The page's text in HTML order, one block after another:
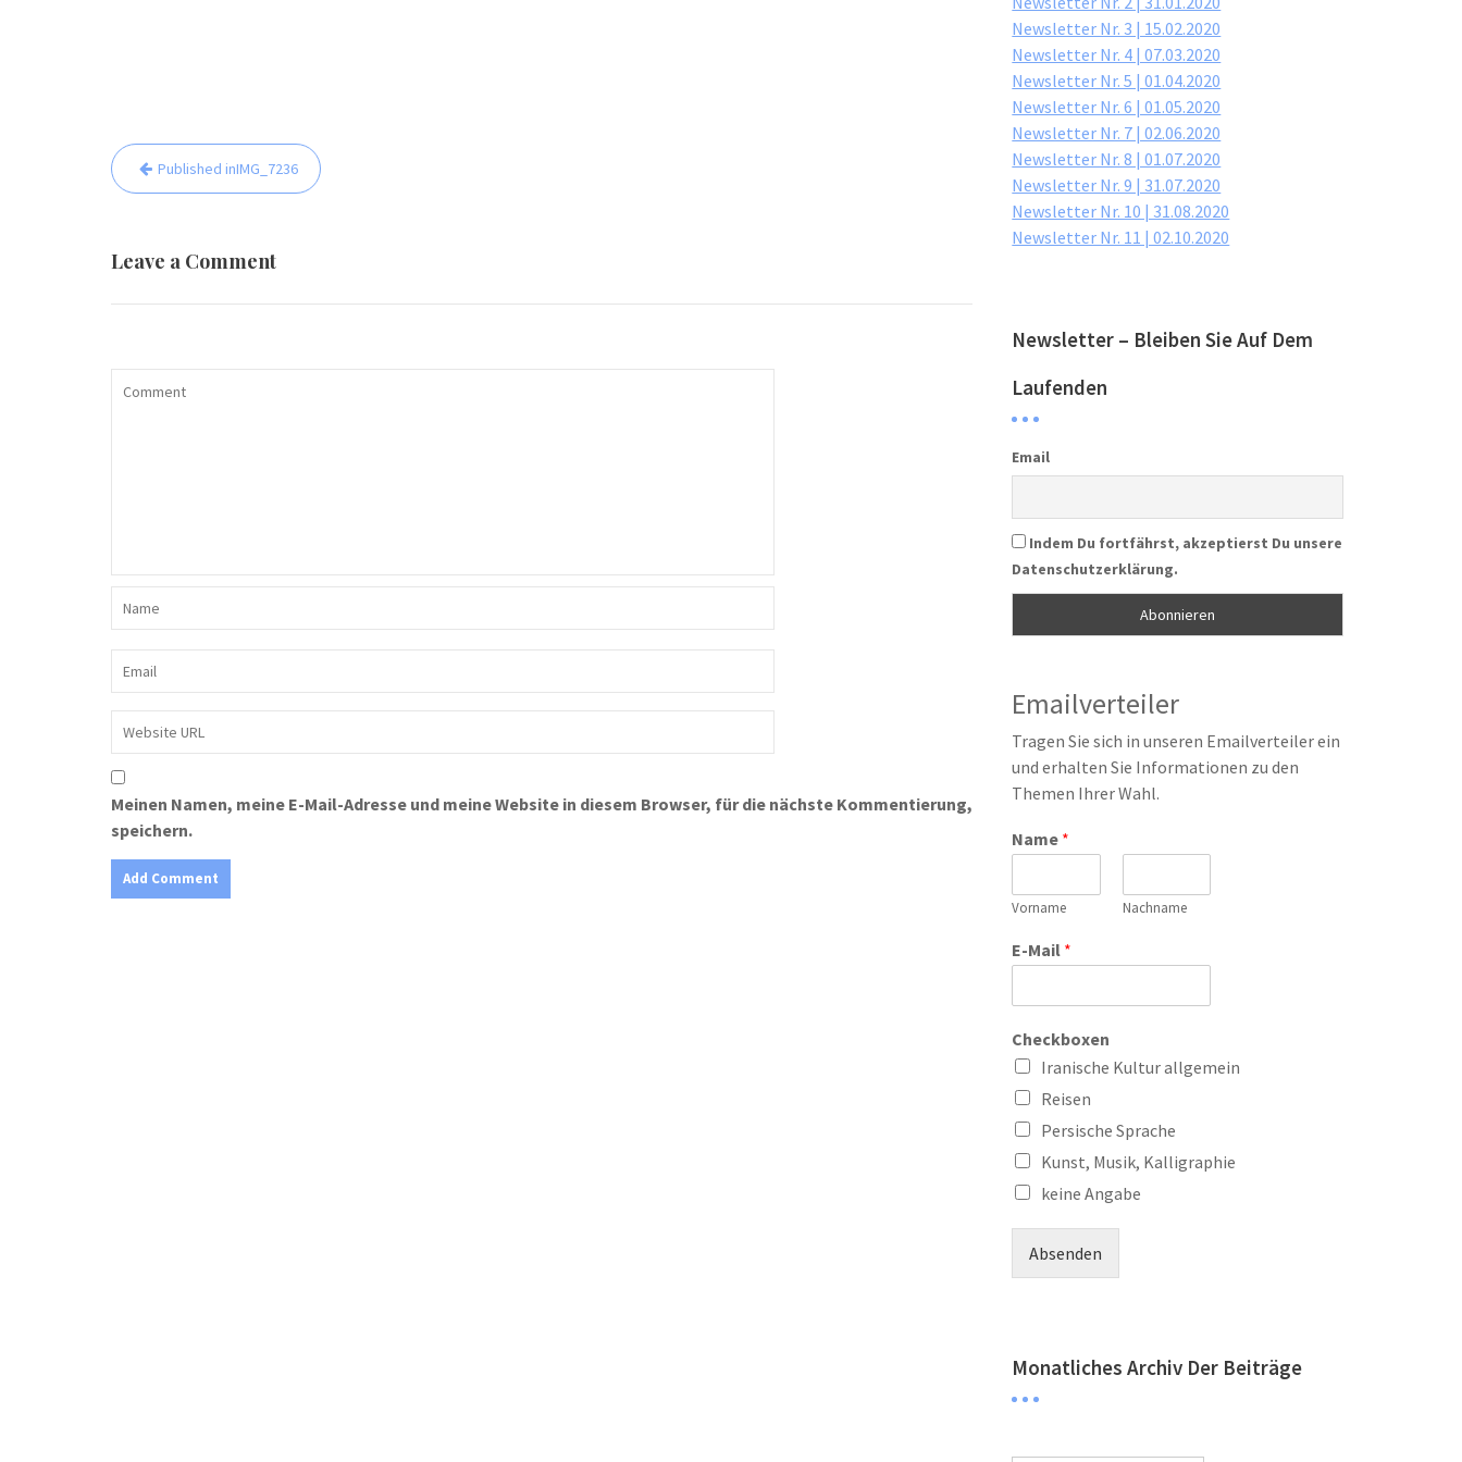
Beitrags-
Navigation
Published inIMG_7236
Leave a Comment
Meinen Namen, meine E-Mail-Adresse und meine Website in diesem Browser, für die nächste Kommentierung,
speichern.
Newsletter Nr. 3 | 15.02.2020
Newsletter Nr. 4 | 07.03.2020
Newsletter Nr. 5 | 01.04.2020
Newsletter Nr. 6 | 01.05.2020
Newsletter Nr. 7 | 02.06.2020
Newsletter Nr. 8 | 01.07.2020
Newsletter Nr. 9 | 31.07.2020
Newsletter Nr. 10 | 31.08.2020
Newsletter Nr. 11 | 02.10.2020
Newsletter – Bleiben Sie Auf Dem
Laufenden
Email
Indem Du fortfährst, akzeptierst Du unsere
Datenschutzerklärung.
Emailverteiler
Tragen Sie sich in unseren Emailverteiler ein
und erhalten Sie Informationen zu den
Themen Ihrer Wahl.
Name *
Vorname Nachname
E-Mail *
Checkboxen
Iranische Kultur allgemein
Reisen
Persische Sprache
Kunst, Musik, Kalligraphie
keine Angabe
Absenden
Monatliches Archiv Der Beiträge